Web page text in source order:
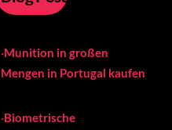
·Munition in großen
Mengen in Portugal kaufen
·Biometrische